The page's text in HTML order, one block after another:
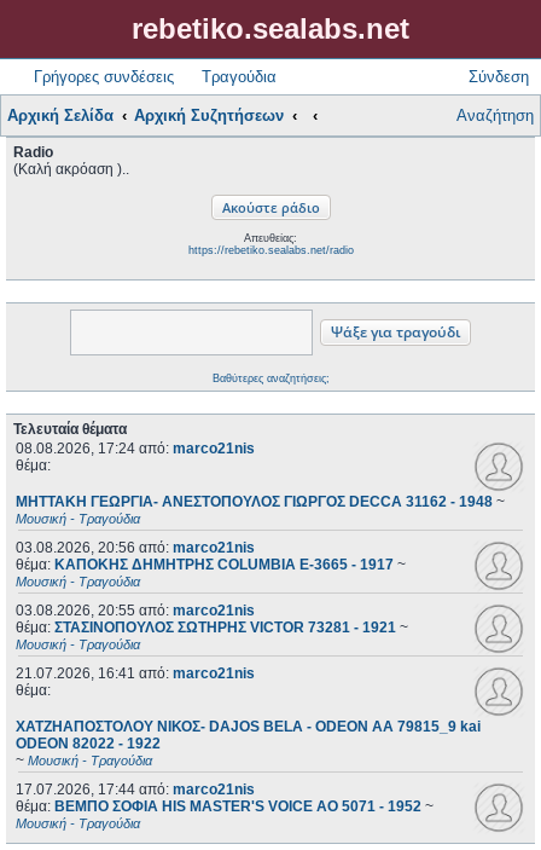
rebetiko.sealabs.net
Γρήγορες συνδέσεις Τραγούδια Σύνδεση
Αρχική Σελίδα Αρχική Συζητήσεων Αναζήτηση
Radio
(Καλή ακρόαση )..
Απευθείας:
https://rebetiko.sealabs.net/radio
Βαθύτερες αναζητήσεις;
Τελευταία θέματα
08.08.2026, 17:24 από: marco21nis
θέμα:
ΜΗΤΤΑΚΗ ΓΕΩΡΓΙΑ- ΑΝΕΣΤΟΠΟΥΛΟΣ ΓΙΩΡΓΟΣ DECCA 31162 - 1948 ~
Μουσική - Τραγούδια
03.08.2026, 20:56 από: marco21nis
θέμα: ΚΑΠΟΚΗΣ ΔΗΜΗΤΡΗΣ COLUMBIA E-3665 - 1917 ~
Μουσική - Τραγούδια
03.08.2026, 20:55 από: marco21nis
θέμα: ΣΤΑΣΙΝΟΠΟΥΛΟΣ ΣΩΤΗΡΗΣ VICTOR 73281 - 1921 ~
Μουσική - Τραγούδια
21.07.2026, 16:41 από: marco21nis
θέμα:
ΧΑΤΖΗΑΠΟΣΤΟΛΟΥ ΝΙΚΟΣ- DAJOS BELA - ODEON AA 79815_9 kai
ODEON 82022 - 1922
~ Μουσική - Τραγούδια
17.07.2026, 17:44 από: marco21nis
θέμα: ΒΕΜΠΟ ΣΟΦΙΑ HIS MASTER'S VOICE AO 5071 - 1952 ~
Μουσική - Τραγούδια